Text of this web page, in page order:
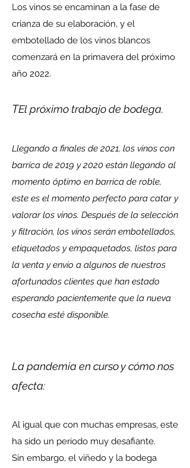
Los vinos se encaminan a la fase de
crianza de su elaboración, y el
embotellado de los vinos blancos
comenzará en la primavera del próximo
año 2022.
TEl próximo trabajo de bodega.
Llegando a finales de 2021, los vinos con
barrica de 2019 y 2020 están llegando al
momento óptimo en barrica de roble,
este es el momento perfecto para catar y
valorar los vinos. Después de la selección
y filtración, los vinos serán embotellados,
etiquetados y empaquetados, listos para
la venta y envío a algunos de nuestros
afortunados clientes que han estado
esperando pacientemente que la nueva
cosecha esté disponible.
La pandemia en curso y cómo nos
afecta:
Al igual que con muchas empresas, este
ha sido un período muy desafiante.
Sin embargo, el viñedo y la bodega